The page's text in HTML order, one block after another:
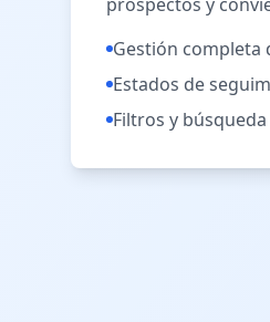
Gestión completa
Estados de
Filtros y